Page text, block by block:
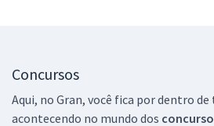
Concursos
Aqui, no Gran, você fica por dentro de
acontecendo no mundo dos